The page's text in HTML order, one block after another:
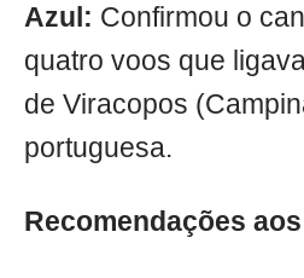
Azul: Confirmou o
quatro voos que
de Viracopos
portuguesa.
Recomendações